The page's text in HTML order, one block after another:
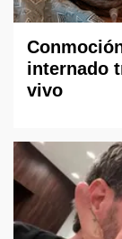
internado
vivo